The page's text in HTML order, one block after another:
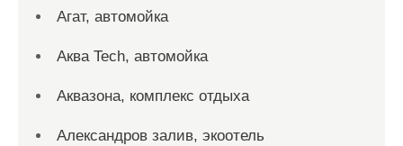
Агат, автомойка
Аква Tech, автомойка
Аквазона, комплекс отдыха
Александров залив, экоотель